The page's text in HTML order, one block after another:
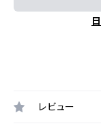
レビュー